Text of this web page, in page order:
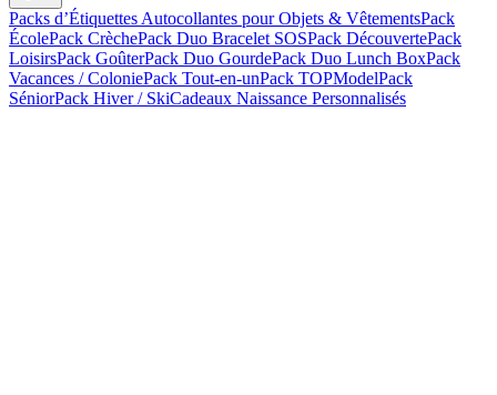
Packs d’Étiquettes Autocollantes pour Objets & VêtementsPack
ÉcolePack CrèchePack Duo Bracelet SOSPack DécouvertePack
LoisirsPack GoûterPack Duo GourdePack Duo Lunch BoxPack
Vacances / ColoniePack Tout-en-unPack TOPModelPack
SéniorPack Hiver / SkiCadeaux Naissance Personnalisés